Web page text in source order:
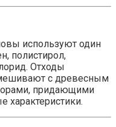
используют один
полистирол,
Отходы
с древесным
придающими
характеристики.